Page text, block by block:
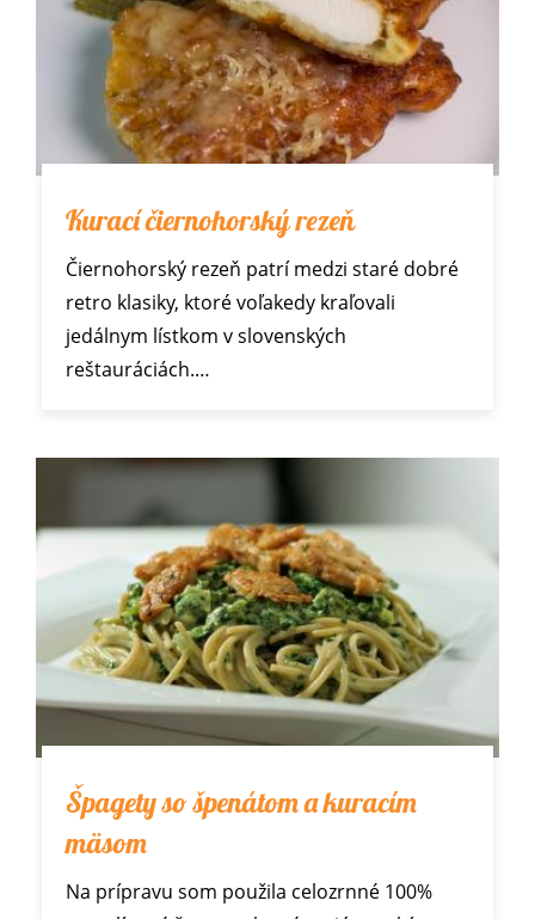
Kurací čiernohorský rezeň
Čiernohorský rezeň patrí medzi staré dobré
retro klasiky, ktoré voľakedy kraľovali
jedálnym lístkom v slovenských
reštauráciách.…
Špagety so špenátom a kuracím
mäsom
Na prípravu som použila celozrnné 100%